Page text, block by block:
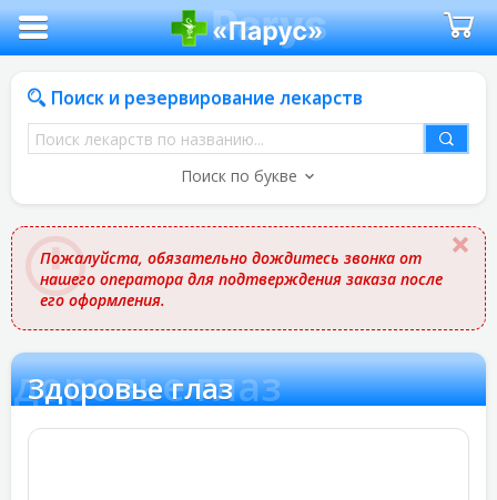
Поиск и резервирование лекарств
Поиск
лекарств
названию
Поиск по букве
Пожалуйста, обязательно дождитесь звонка от
нашего оператора для подтверждения заказа после
его оформления.
глаз
Здоровье глаз